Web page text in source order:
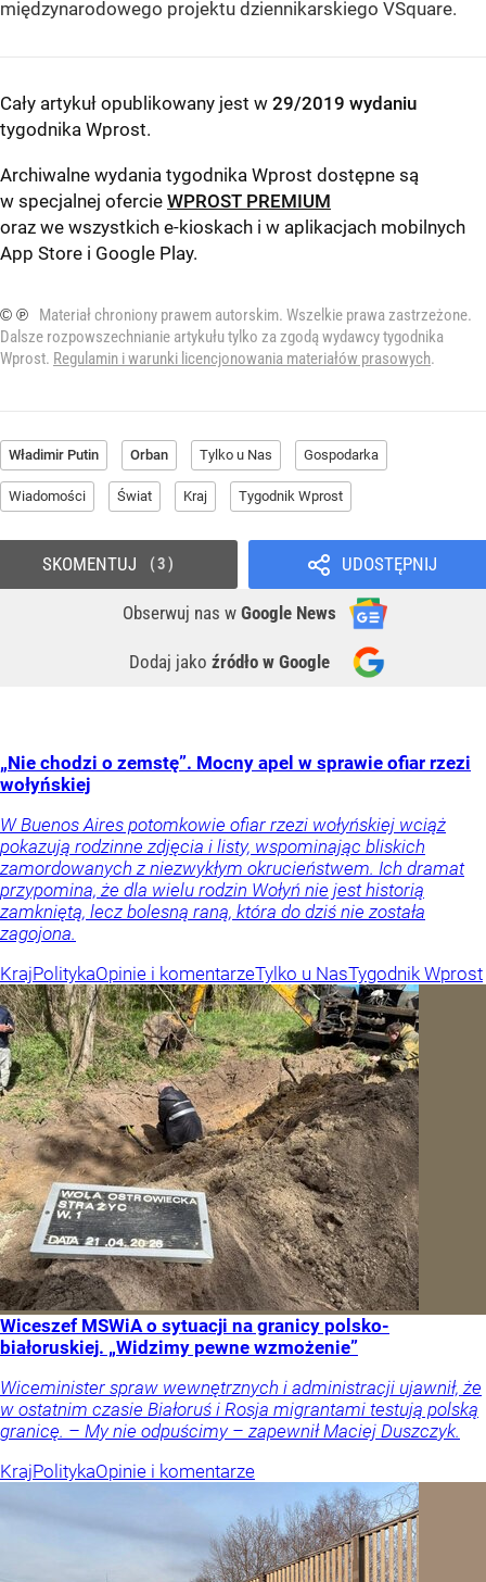
międzynarodowego projektu dziennikarskiego VSquare.
Cały artykuł opublikowany jest w 29/2019 wydaniu
tygodnika Wprost.
Archiwalne wydania tygodnika Wprost dostępne są
w specjalnej ofercie WPROST PREMIUM
oraz we wszystkich e-kioskach i w aplikacjach mobilnych
App Store i Google Play.
© ℗
Materiał chroniony prawem autorskim. Wszelkie prawa zastrzeżone.
Dalsze rozpowszechnianie artykułu tylko za zgodą wydawcy tygodnika
Wprost. Regulamin i warunki licencjonowania materiałów prasowych.
Władimir Putin Orban Tylko u Nas Gospodarka
Wiadomości Świat Kraj Tygodnik Wprost
UDOSTĘPNIJ
Obserwuj nas w Google News
Dodaj jako źródło w Google
SKOMENTUJ 3
„Nie chodzi o zemstę”. Mocny apel w sprawie ofiar rzezi
wołyńskiej
W Buenos Aires potomkowie ofiar rzezi wołyńskiej wciąż
pokazują rodzinne zdjęcia i listy, wspominając bliskich
zamordowanych z niezwykłym okrucieństwem. Ich dramat
przypomina, że dla wielu rodzin Wołyń nie jest historią
zamkniętą, lecz bolesną raną, która do dziś nie została
zagojona.
KrajPolitykaOpinie i komentarzeTylko u NasTygodnik Wprost
Wiceszef MSWiA o sytuacji na granicy polsko-
białoruskiej. „Widzimy pewne wzmożenie”
Wiceminister spraw wewnętrznych i administracji ujawnił, że
w ostatnim czasie Białoruś i Rosja migrantami testują polską
granicę. – My nie odpuścimy – zapewnił Maciej Duszczyk.
KrajPolitykaOpinie i komentarze